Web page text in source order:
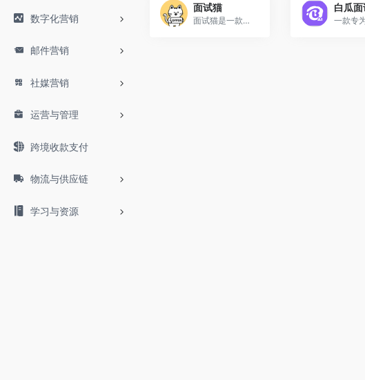
数字化营销
邮件营销
社媒营销
运营与管理
跨境收款支付
物流与供应链
学习与资源
面试猫
面试猫是一款强大的AI面试助手，支持实时语音识别、图片识别、智能辅助回答、多语言面试。全平台适用，助你轻松拿Offer。
白瓜面